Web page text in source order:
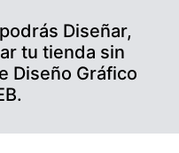
Diseñar,
tu tienda sin
Diseño Gráfico